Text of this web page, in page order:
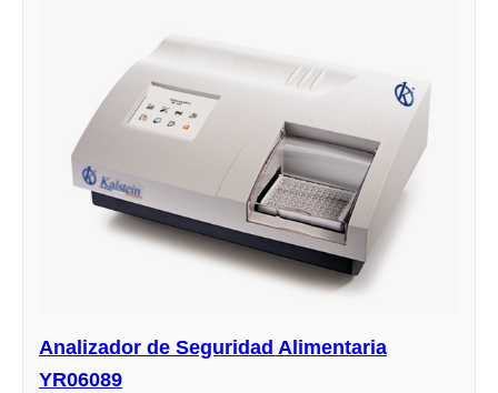
Analizador de Seguridad Alimentaria
YR06089